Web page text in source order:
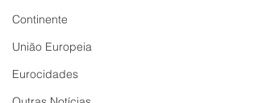
Continente
União Europeia
Eurocidades